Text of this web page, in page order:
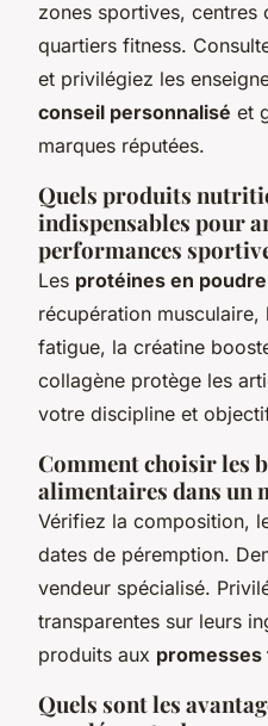
zones sportives, centres
quartiers fitness.
et privilégiez les
conseil personnalisé et
marques réputées.
Quels produits
indispensables pour
performances
Les protéines en poudre
récupération musculaire,
fatigue, la créatine
collagène protège les
votre discipline et
Comment choisir les
alimentaires dans un
Vérifiez la composition,
dates de péremption.
vendeur spécialisé.
transparentes sur leurs
produits aux promesses
Quels sont les